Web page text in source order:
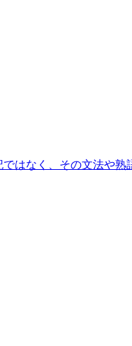
はなく、その文法や